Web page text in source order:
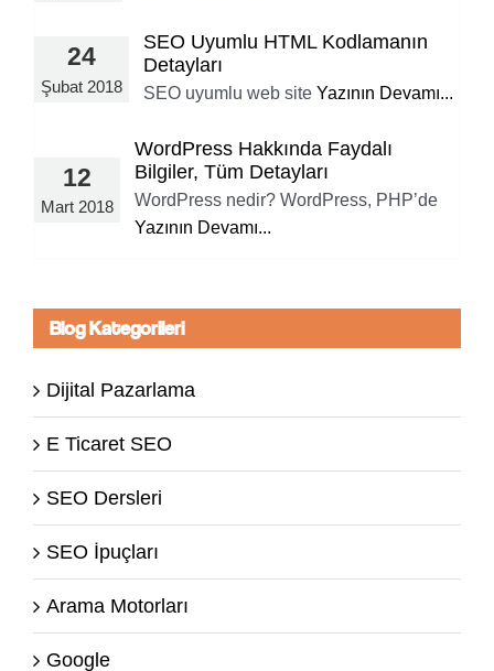
24
Şubat 2018
SEO Uyumlu HTML Kodlamanın
Detayları
SEO uyumlu web site Yazının Devamı...
12
Mart 2018
WordPress Hakkında Faydalı
Bilgiler, Tüm Detayları
WordPress nedir? WordPress, PHP’de
Yazının Devamı...
Blog Kategorileri
Dijital Pazarlama
E Ticaret SEO
SEO Dersleri
SEO İpuçları
Arama Motorları
Google